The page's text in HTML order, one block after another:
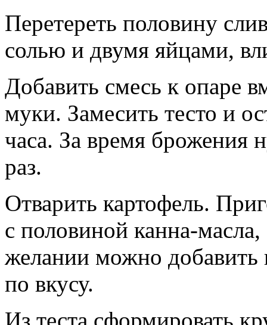
Перетереть половину
солью и двумя яйцами,
Добавить смесь к опаре
муки. Замесить тесто и
часа. За время брожения
раз.
Отварить картофель.
с половиной канна-
желании можно добавить
по вкусу.
Из теста сформировать